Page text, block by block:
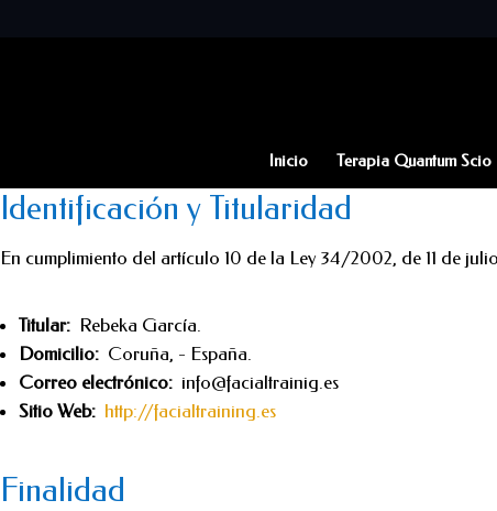
Inicio Terapia Quantum Scio
Identificación y Titularidad
En cumplimiento del artículo 10 de la Ley 34/2002, de 11 de
Titular: Rebeka García.
Domicilio: Coruña, - España.
Correo electrónico: info@facialtrainig.es
Sitio Web: http://facialtraining.es
Finalidad